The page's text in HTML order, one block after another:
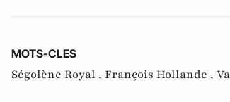
MOTS-CLES
Ségolène Royal , François Hollande ,